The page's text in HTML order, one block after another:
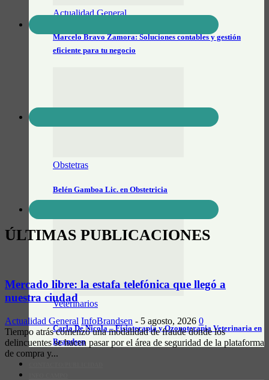
Actualidad General
Marcelo Bravo Zamora: Soluciones contables y gestión
eficiente para tu negocio
Obstetras
Belén Gamboa Lic. en Obstetricia
Veterinarios
Carla De Nicola – Fisioterapia y Ozonoterapia Veterinaria en
Brandsen
ÚLTIMAS PUBLICACIONES
Mercado libre: la estafa telefónica que llegó a
nuestra ciudad
Actualidad General InfoBrandsen - 5 agosto, 2026 0
Tiempo atrás comenzó una modalidad de fraude donde los
delincuentes se hacen pasar por el área de seguridad de la plataforma
de compra y...